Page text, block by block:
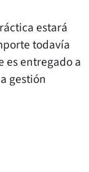
estará
todavía
es entregado a
gestión